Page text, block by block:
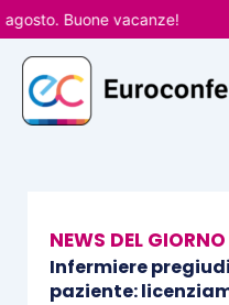
Vai
al
contenuto
Buone vacanze!
NEWS DEL GIORNO
Infermiere
paziente: